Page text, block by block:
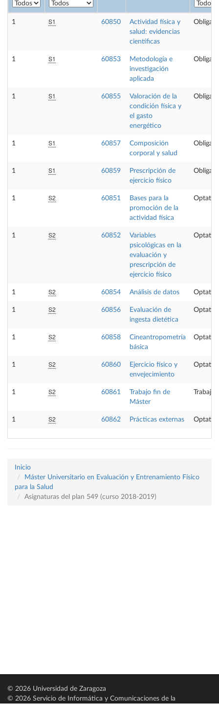
1 S1 60850
Actividad física y
salud: evidencias
científicas
1 S1 60853
Metodología e
investigación
aplicada
1 S1 60855
Valoración de la
condición física y
el gasto
energético
1 S1 60857
Composición
corporal y salud
1 S1 60859
Prescripción de
ejercicio físico
1 S2 60851
Bases para la
promoción de la
actividad física
1 S2 60852
Variables
psicológicas en la
evaluación y
prescripción de
ejercicio físico
1 S2 60854 Análisis de datos
1 S2 60856
Evaluación de
ingesta dietética
1 S2 60858
Cineantropometría
básica
1 S2 60860
Ejercicio físico y
envejecimiento
1 S2 60861
Trabajo fin de
Máster
1 S2 60862 Prácticas externas
Inicio
Máster Universitario en Evaluación y Entrenamiento Físico
para la Salud
Asignaturas del plan 549 (curso 2018-2019)
© 2026 Universidad de Zaragoza
© 2026 Servicio de Informática y Comunicaciones de la